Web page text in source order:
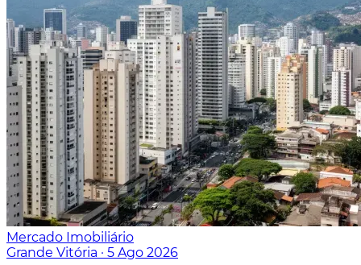
Mercado Imobiliário
Grande Vitória · 5 Ago 2026